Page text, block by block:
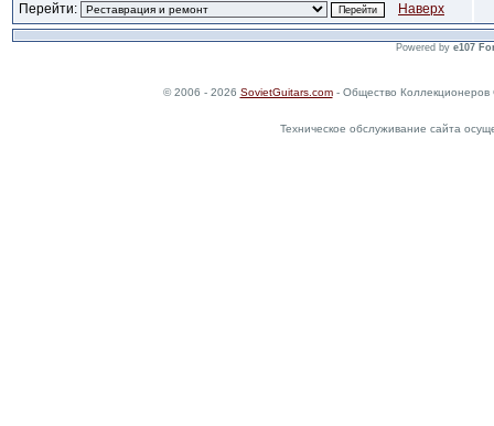
Перейти:
Наверх
Powered by e107
© 2006 - 2026 SovietGuitars.com- Общество Коллекционеров
Техническое обслуживание сайта